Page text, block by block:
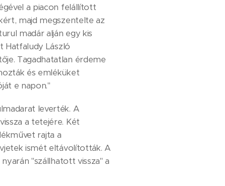
a piacon felállított
majd megszentelte az
madár alján egy kis
Hatfaludy László
Tagadhatatlan érdeme
és emléküket
e napon."
leverték. A
a tetejére. Két
rajta a
ismét eltávolították. A
"szállhatott vissza" a